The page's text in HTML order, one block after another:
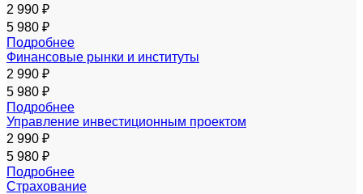
2 990 ₽
5 980 ₽
Подробнее
Финансовые рынки и институты
2 990 ₽
5 980 ₽
Подробнее
Управление инвестиционным проектом
2 990 ₽
5 980 ₽
Подробнее
Страхование